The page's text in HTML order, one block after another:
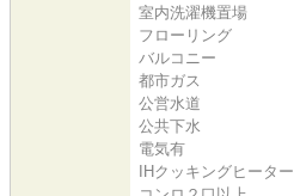
室内洗濯機置場
フローリング
バルコニー
都市ガス
公営水道
公共下水
電気有
IHクッキングヒーター